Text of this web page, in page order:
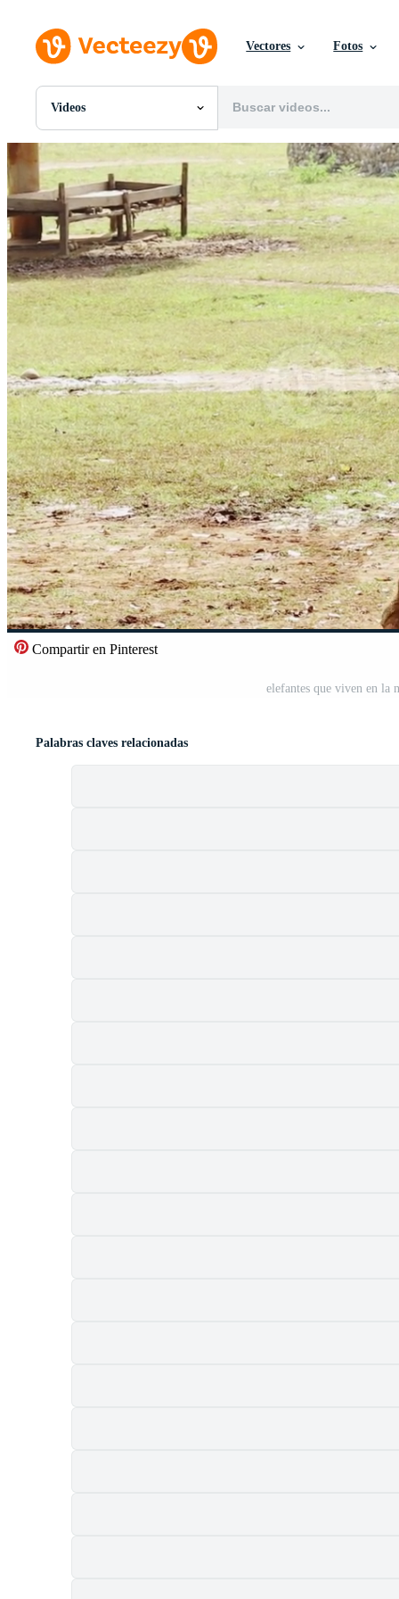
Vectores Fotos
Videos
Todas Imágenes
PNGs
PSDs
SVGs
Plantillas
Vectores
Videos
Gráficos en Movimiento
Imágenes Editoriales
Eventos Editoriales
Compartir en Pinterest
elefantes que viven en la
Palabras claves relacionadas